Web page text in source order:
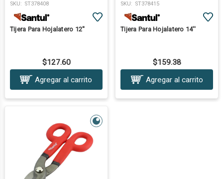
SKU: ST378408
Tijera Para Hojalatero 12''
$127.60
Agregar al carrito
SKU: ST378415
Tijera Para Hojalatero 14''
$159.38
Agregar al carrito